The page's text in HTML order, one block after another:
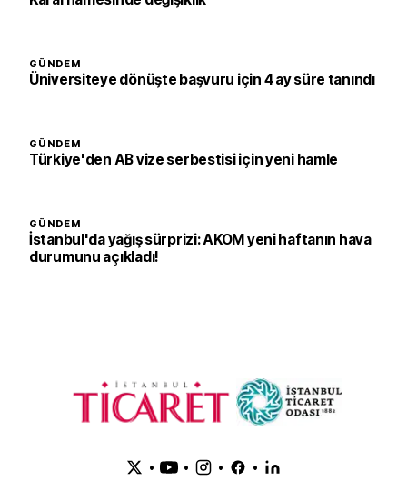
GÜNDEM
Üniversiteye dönüşte başvuru için 4 ay süre tanındı
GÜNDEM
Türkiye'den AB vize serbestisi için yeni hamle
GÜNDEM
İstanbul'da yağış sürprizi: AKOM yeni haftanın hava
durumunu açıkladı!
• • • •